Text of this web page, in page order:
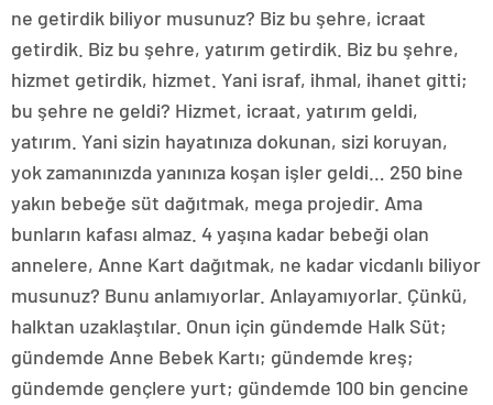
ne getirdik biliyor musunuz? Biz bu şehre, icraat
getirdik. Biz bu şehre, yatırım getirdik. Biz bu şehre,
hizmet getirdik, hizmet. Yani israf, ihmal, ihanet gitti;
bu şehre ne geldi? Hizmet, icraat, yatırım geldi,
yatırım. Yani sizin hayatınıza dokunan, sizi koruyan,
yok zamanınızda yanınıza koşan işler geldi… 250 bine
yakın bebeğe süt dağıtmak, mega projedir. Ama
bunların kafası almaz. 4 yaşına kadar bebeği olan
annelere, Anne Kart dağıtmak, ne kadar vicdanlı biliyor
musunuz? Bunu anlamıyorlar. Anlayamıyorlar. Çünkü,
halktan uzaklaştılar. Onun için gündemde Halk Süt;
gündemde Anne Bebek Kartı; gündemde kreş;
gündemde gençlere yurt; gündemde 100 bin gencine